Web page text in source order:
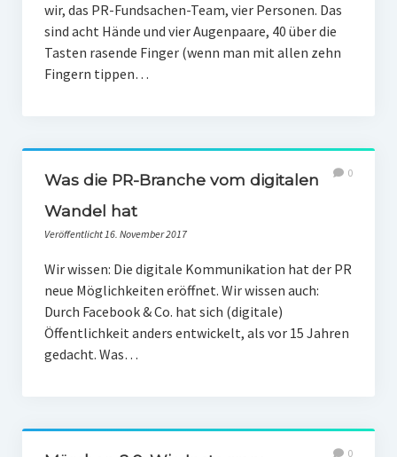
wir, das PR-Fundsachen-Team, vier Personen. Das
sind acht Hände und vier Augenpaare, 40 über die
Tasten rasende Finger (wenn man mit allen zehn
Fingern tippen…
Was die PR-Branche vom digitalen
Wandel hat
Veröffentlicht 16. November 2017
0
Wir wissen: Die digitale Kommunikation hat der PR
neue Möglichkeiten eröffnet. Wir wissen auch:
Durch Facebook & Co. hat sich (digitale)
Öffentlichkeit anders entwickelt, als vor 15 Jahren
gedacht. Was…
0